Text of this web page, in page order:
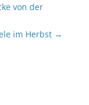
von der
im Herbst →